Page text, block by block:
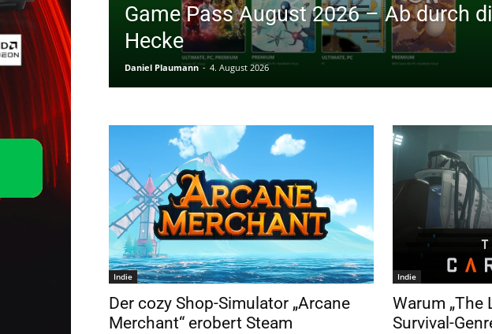
Game Pass August 2026 – Ab durch
Hecke
Daniel Plaumann - 4. August 2026
Indie
Der cozy Shop-Simulator „Arcane
Merchant“ erobert Steam
Indie
Warum „The
Survival-